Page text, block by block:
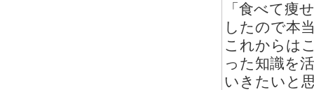
「食べて痩
したので本
これからは
った知識を
いきたいと